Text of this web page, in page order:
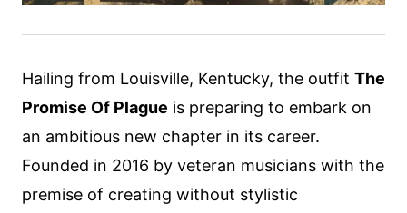
Hailing from Louisville, Kentucky, the outfit The
Promise Of Plague is preparing to embark on
an ambitious new chapter in its career.
Founded in 2016 by veteran musicians with the
premise of creating without stylistic